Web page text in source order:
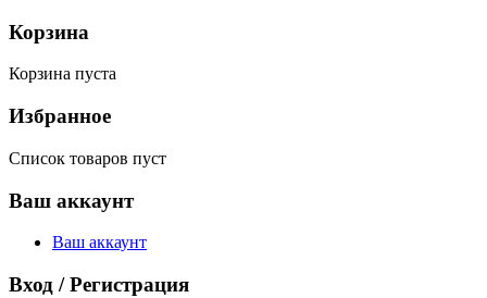
Корзина
Корзина пуста
Избранное
Список товаров пуст
Ваш аккаунт
Ваш аккаунт
Вход / Регистрация